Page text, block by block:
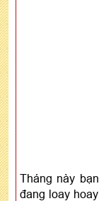
Tháng này
đang loay